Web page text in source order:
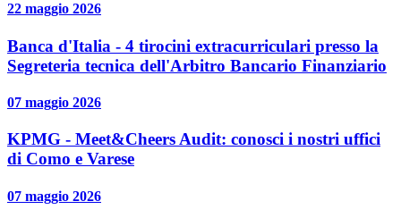
22 maggio 2026
Banca d'Italia - 4 tirocini extracurriculari presso la
Segreteria tecnica dell'Arbitro Bancario Finanziario
07 maggio 2026
KPMG - Meet&Cheers Audit: conosci i nostri uffici
di Como e Varese
07 maggio 2026